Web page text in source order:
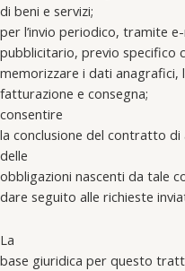
di beni e servizi;
per l’invio periodico, tramite
pubblicitario, previo specifico
memorizzare i dati
fatturazione e consegna;
consentire
la conclusione del contratto
delle
obbligazioni nascenti da tale
dare seguito alle richieste
La
base giuridica per questo